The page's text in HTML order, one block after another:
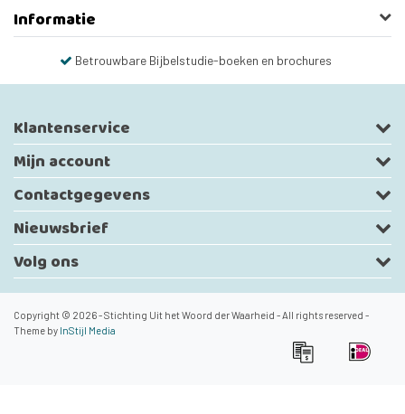
Informatie
Betrouwbare Bijbelstudie-boeken en brochures
Klantenservice
Mijn account
Contactgegevens
Nieuwsbrief
Volg ons
Copyright © 2026 - Stichting Uit het Woord der Waarheid - All rights reserved -
Theme by InStijl Media